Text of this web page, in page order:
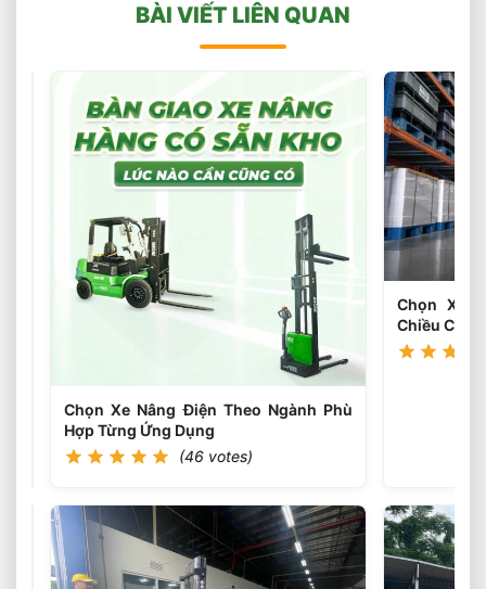
BÀI VIẾT LIÊN QUAN
Bánh
Trường
Làm
Việc
(45
votes)
Chọn
Tải
Trọng
(46
Chọn Xe Nâng Điện Theo Ngành Phù
Hợp Từng Ứng Dụng
(46 votes)
Chọn Xe
Chiều Cao